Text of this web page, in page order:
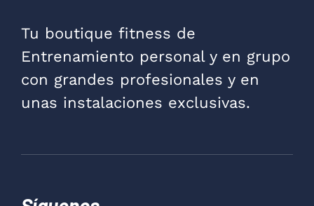
Tu boutique fitness de
Entrenamiento personal y en grupo
con grandes profesionales y en
unas instalaciones exclusivas.